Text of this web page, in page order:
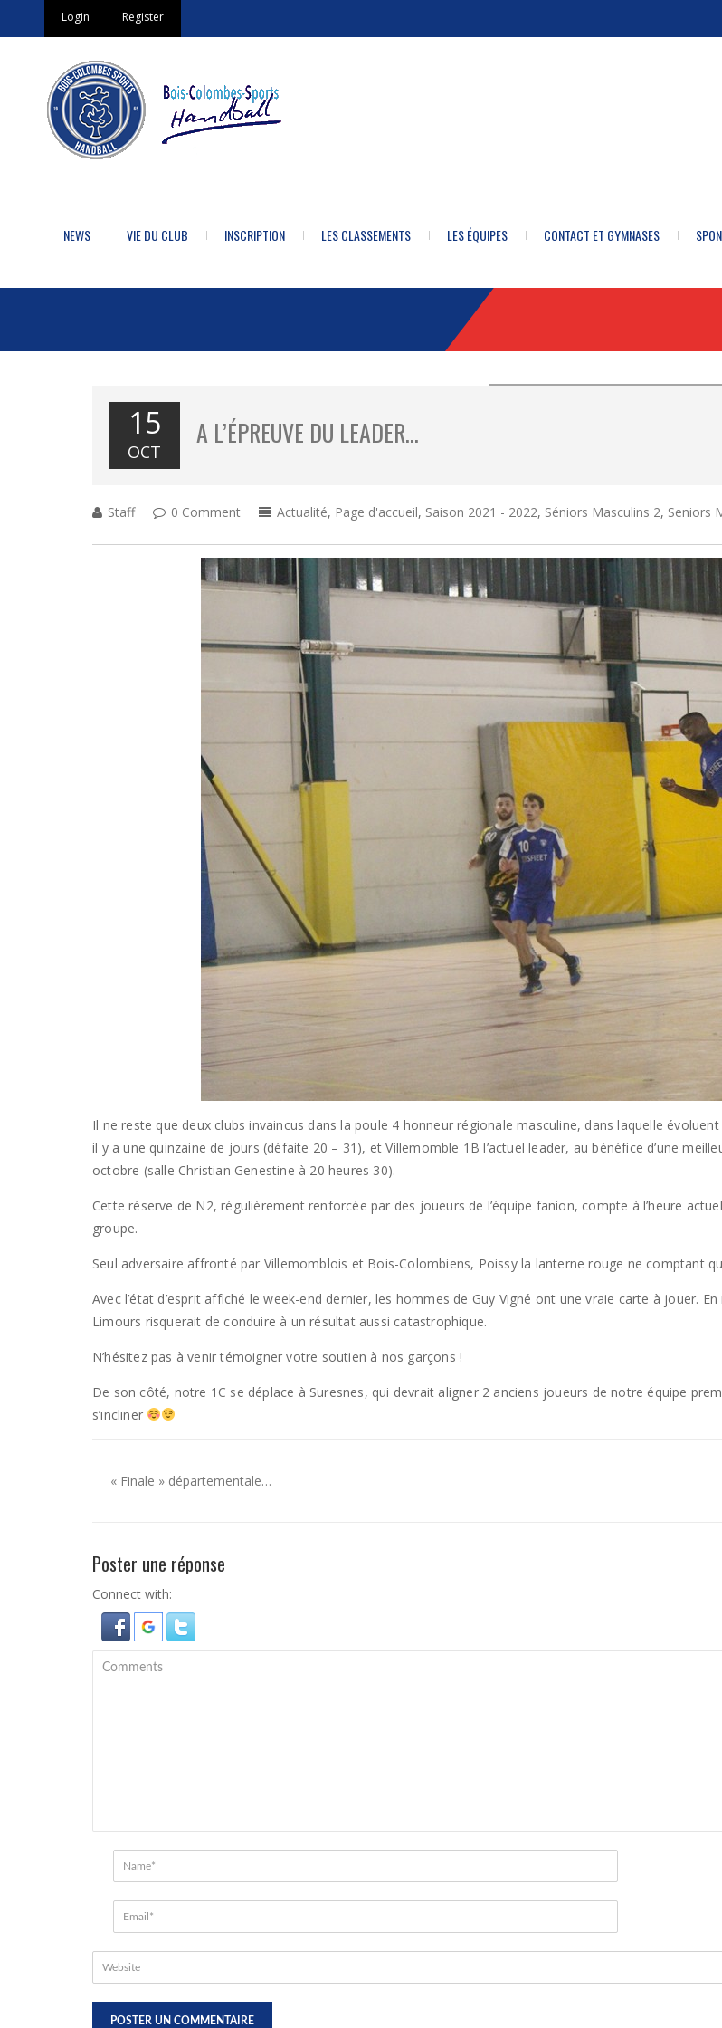
Login Register
NEWS VIE DU CLUB INSCRIPTION LES CLASSEMENTS LES ÉQUIPES CONTACT ET GYMNASES
15
OCT
A L’ÉPREUVE DU LEADER…
Staff 0 Comment Actualité, Page d'accueil, Saison 2021 - 2022, Séniors Masculins 2, Seniors
Il ne reste que deux clubs invaincus dans la poule 4 honneur régionale masculine, dans laquelle
il y a une quinzaine de jours (défaite 20 – 31), et Villemomble 1B l’actuel leader, au bénéfice d’une
octobre (salle Christian Genestine à 20 heures 30).
Cette réserve de N2, régulièrement renforcée par des joueurs de l’équipe fanion, compte à l’heure
groupe.
Seul adversaire affronté par Villemomblois et Bois-Colombiens, Poissy la lanterne rouge ne comptant
Avec l’état d’esprit affiché le week-end dernier, les hommes de Guy Vigné ont une vraie carte à jouer.
Limours risquerait de conduire à un résultat aussi catastrophique.
N’hésitez pas à venir témoigner votre soutien à nos garçons !
De son côté, notre 1C se déplace à Suresnes, qui devrait aligner 2 anciens joueurs de notre équipe
s’incliner
« Finale » départementale…
Poster une réponse
Connect with: